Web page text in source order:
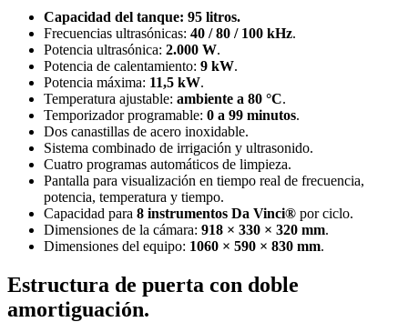
Capacidad del tanque: 95 litros.
Frecuencias ultrasónicas: 40 / 80 / 100 kHz.
Potencia ultrasónica: 2.000 W.
Potencia de calentamiento: 9 kW.
Potencia máxima: 11,5 kW.
Temperatura ajustable: ambiente a 80 °C.
Temporizador programable: 0 a 99 minutos.
Dos canastillas de acero inoxidable.
Sistema combinado de irrigación y ultrasonido.
Cuatro programas automáticos de limpieza.
Pantalla para visualización en tiempo real de frecuencia,
potencia, temperatura y tiempo.
Capacidad para 8 instrumentos Da Vinci® por ciclo.
Dimensiones de la cámara: 918 × 330 × 320 mm.
Dimensiones del equipo: 1060 × 590 × 830 mm.
Estructura de puerta con doble
amortiguación.